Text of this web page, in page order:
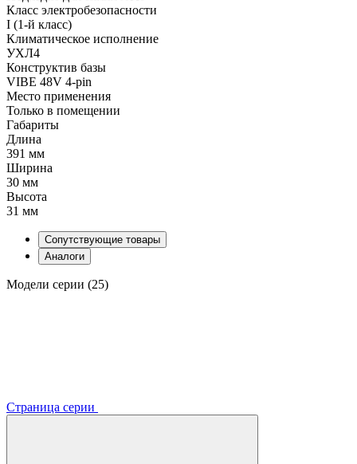
Класс электробезопасности
I (1-й класс)
Климатическое исполнение
УХЛ4
Конструктив базы
VIBE 48V 4-pin
Место применения
Только в помещении
Габариты
Длина
391 мм
Ширина
30 мм
Высота
31 мм
Сопутствующие товары
Аналоги
Модели серии (25)
Страница серии